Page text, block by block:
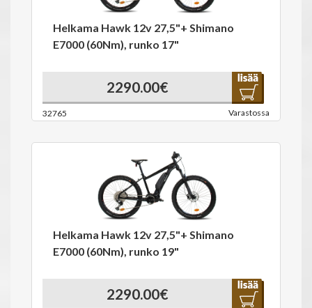
Helkama Hawk 12v 27,5"+ Shimano
E7000 (60Nm), runko 17"
2290.00€
32765 Varastossa
Helkama Hawk 12v 27,5"+ Shimano
E7000 (60Nm), runko 19"
2290.00€